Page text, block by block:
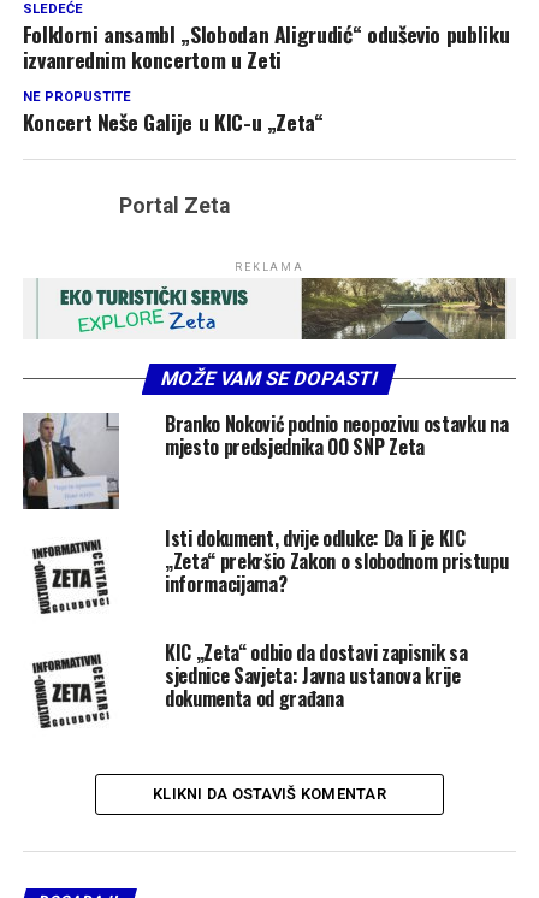
SLEDEĆE
Folklorni ansambl „Slobodan Aligrudić“ oduševio publiku
izvanrednim koncertom u Zeti
NE PROPUSTITE
Koncert Neše Galije u KIC-u „Zeta“
Portal Zeta
REKLAMA
MOŽE VAM SE DOPASTI
Branko Noković podnio neopozivu ostavku na
mjesto predsjednika OO SNP Zeta
Isti dokument, dvije odluke: Da li je KIC
„Zeta“ prekršio Zakon o slobodnom pristupu
informacijama?
KIC „Zeta“ odbio da dostavi zapisnik sa
sjednice Savjeta: Javna ustanova krije
dokumenta od građana
KLIKNI DA OSTAVIŠ KOMENTAR